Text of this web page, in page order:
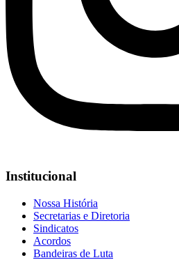
Institucional
Nossa História
Secretarias e Diretoria
Sindicatos
Acordos
Bandeiras de Luta